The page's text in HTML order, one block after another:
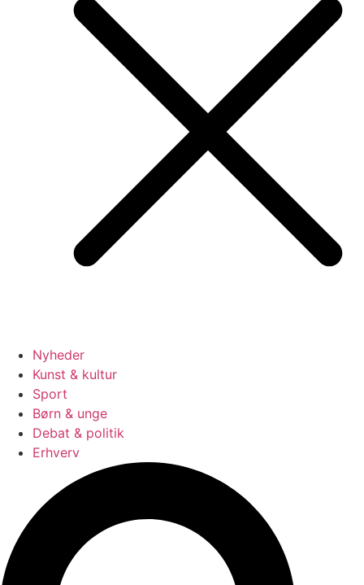
Nyheder
Kunst & kultur
Sport
Børn & unge
Debat & politik
Erhverv